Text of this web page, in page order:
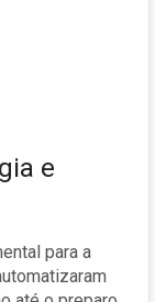
e
para a